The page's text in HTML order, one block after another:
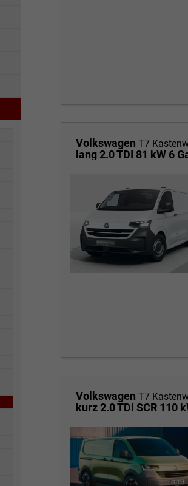
Volkswagen T7
Volkswagen T7